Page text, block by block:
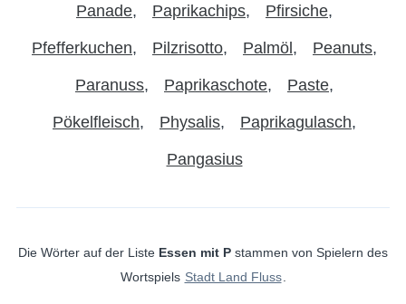
Panade Paprikachips Pfirsiche
Pfefferkuchen Pilzrisotto Palmöl Peanuts
Paranuss Paprikaschote Paste
Pökelfleisch Physalis Paprikagulasch
Pangasius
Die Wörter auf der Liste Essen mit P stammen von Spielern des
Wortspiels Stadt Land Fluss